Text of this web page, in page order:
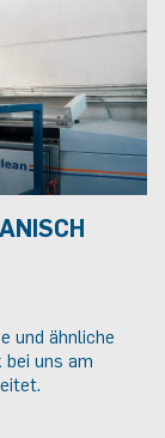
und ähnliche
uns am